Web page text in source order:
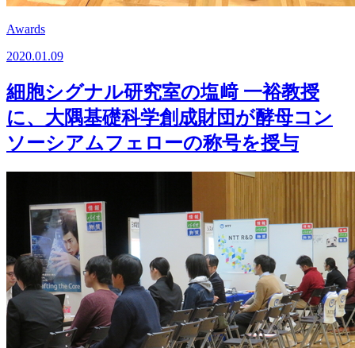
Awards
2020.01.09
細胞シグナル研究室の塩﨑 一裕教授
に、大隅基礎科学創成財団が酵母コン
ソーシアムフェローの称号を授与